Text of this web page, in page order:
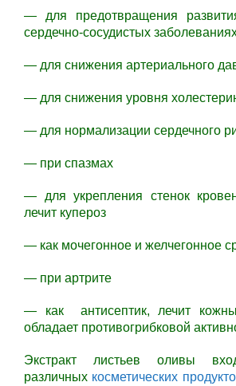
— для предотвращения
сердечно-сосудистых
— для снижения артериального
— для снижения уровня
— для нормализации сердечного
— при спазмах
— для укрепления стенок
лечит купероз
— как мочегонное и желчегонное
— при артрите
— как антисептик, лечит
обладает противогрибковой
Экстракт листьев оливы
различных косметических